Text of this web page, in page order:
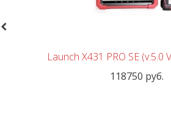
Launch X431 PRO SE (v.5.0
118750 руб.